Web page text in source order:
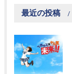
最近の投稿